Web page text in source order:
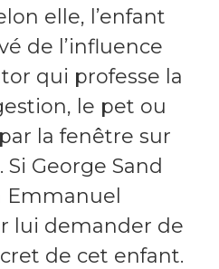
elle, l’enfant
de l’influence
qui professe la
le pet ou
la fenêtre sur
George Sand
Emmanuel
lui demander de
de cet enfant.